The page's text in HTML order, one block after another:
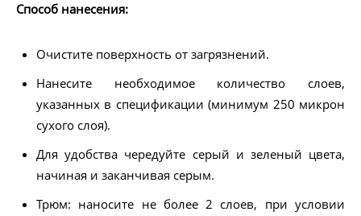
Способ нанесения:
Очистите поверхность от загрязнений.
Нанесите необходимое количество слоев,
указанных в спецификации (минимум 250 микрон
сухого слоя).
Для удобства чередуйте серый и зеленый цвета,
начиная и заканчивая серым.
Трюм: наносите не более 2 слоев, при условии